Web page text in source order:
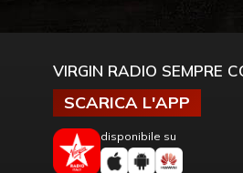
VIRGIN RADIO SEMPRE
SCARICA L'APP
disponibile su